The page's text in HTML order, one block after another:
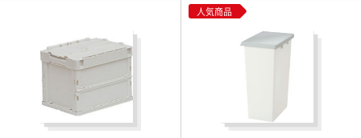
人気商品